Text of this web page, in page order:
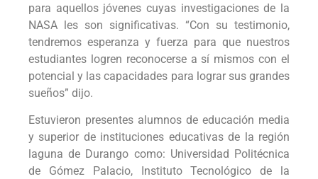
para aquellos jóvenes cuyas investigaciones de la
NASA les son significativas. “Con su testimonio,
tendremos esperanza y fuerza para que nuestros
estudiantes logren reconocerse a sí mismos con el
potencial y las capacidades para lograr sus grandes
sueños” dijo.
Estuvieron presentes alumnos de educación media
y superior de instituciones educativas de la región
laguna de Durango como: Universidad Politécnica
de Gómez Palacio, Instituto Tecnológico de la